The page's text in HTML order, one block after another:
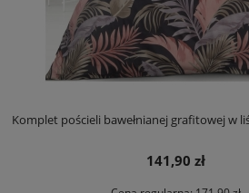
Komplet pościeli bawełnianej grafitowej w
141,90 zł